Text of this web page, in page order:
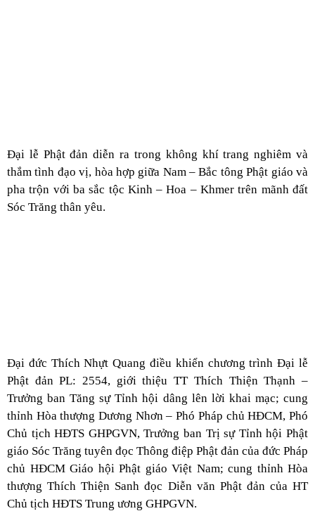
Đại lễ Phật đản diễn ra trong không khí trang nghiêm và
thắm tình đạo vị, hòa hợp giữa Nam – Bắc tông Phật giáo và
pha trộn với ba sắc tộc Kinh – Hoa – Khmer trên mãnh đất
Sóc Trăng thân yêu.
Đại đức Thích Nhựt Quang điều khiển chương trình Đại lễ
Phật đản PL: 2554, giới thiệu TT Thích Thiện Thạnh –
Trưởng ban Tăng sự Tỉnh hội dâng lên lời khai mạc; cung
thỉnh Hòa thượng Dương Nhơn – Phó Pháp chủ HĐCM, Phó
Chủ tịch HĐTS GHPGVN, Trưởng ban Trị sự Tỉnh hội Phật
giáo Sóc Trăng tuyên đọc Thông điệp Phật đản của đức Pháp
chủ HĐCM Giáo hội Phật giáo Việt Nam; cung thỉnh Hòa
thượng Thích Thiện Sanh đọc Diễn văn Phật đản của HT
Chủ tịch HĐTS Trung ương GHPGVN.